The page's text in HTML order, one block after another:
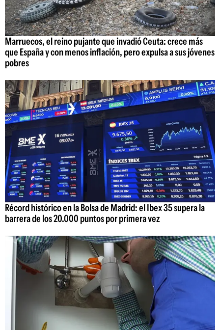
Marruecos, el reino pujante que invadió Ceuta: crece más
que España y con menos inflación, pero expulsa a sus jóvenes
pobres
Récord histórico en la Bolsa de Madrid: el Ibex 35 supera la
barrera de los 20.000 puntos por primera vez